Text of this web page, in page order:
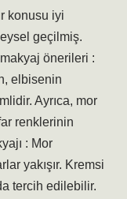
konusu iyi
geçilmiş.
önerileri :
elbisenin
Ayrıca, mor
renklerinin
: Mor
yakışır. Kremsi
tercih edilebilir.